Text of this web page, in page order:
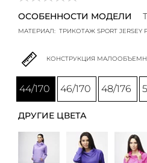
ОСОБЕННОСТИ МОДЕЛИ
МАТЕРИАЛ: ТРИКОТАЖ SPORT JERSEY
КОНСТРУКЦИЯ
44/170 46/170 48/176
ДРУГИЕ ЦВЕТА